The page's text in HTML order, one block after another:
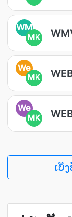
WM
MK
We
MK
We
MK
ເບິ່